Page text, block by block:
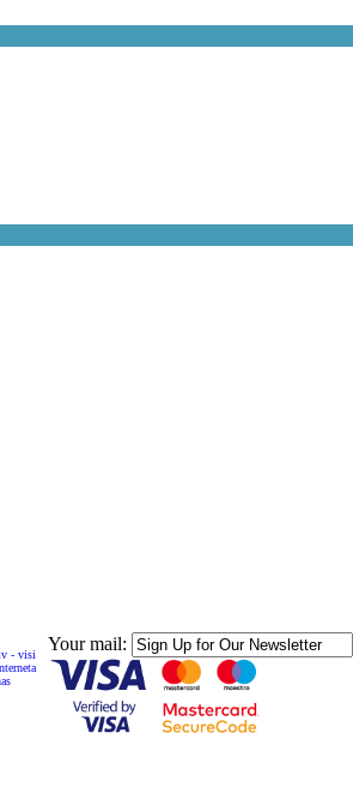
Your mail: